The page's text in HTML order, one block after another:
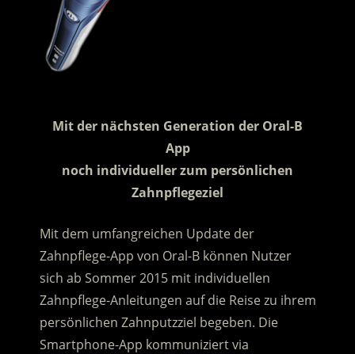
Mit der nächsten Generation der Oral-B
App
noch individueller zum persönlichen
Zahnpflegeziel
Mit dem umfangreichen Update der
Zahnpflege-App von Oral-B können Nutzer
sich ab Sommer 2015 mit individuellen
Zahnpflege-Anleitungen auf die Reise zu ihrem
persönlichen Zahnputzziel begeben. Die
Smartphone-App kommuniziert via